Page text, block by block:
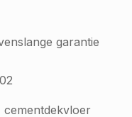
garantie
cementdekvloer